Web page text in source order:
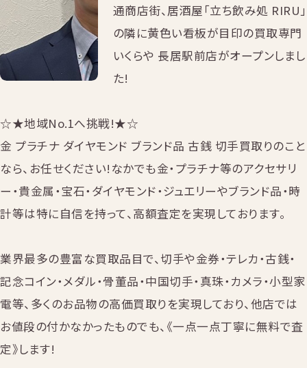
通商店街、居酒屋「立ち飲み処 RIRU」
の隣に黄色い看板が目印の買取専門
いくらや 長居駅前店がオープンしまし
た!
☆★地域No.1へ挑戦!★☆
金 プラチナ ダイヤモンド ブランド品 古銭 切手買取りのこと
なら、お任せください!なかでも金・プラチナ等のアクセサリ
ー・貴金属・宝石・ダイヤモンド・ジュエリーやブランド品・時
計等は特に自信を持って、高額査定を実現しております。
業界最多の豊富な買取品目で、切手や金券・テレカ・古銭・
記念コイン・メダル・骨董品・中国切手・真珠・カメラ・小型家
電等、多くのお品物の高価買取りを実現しており、他店では
お値段の付かなかったものでも、《一点一点丁寧に無料で査
定》します!